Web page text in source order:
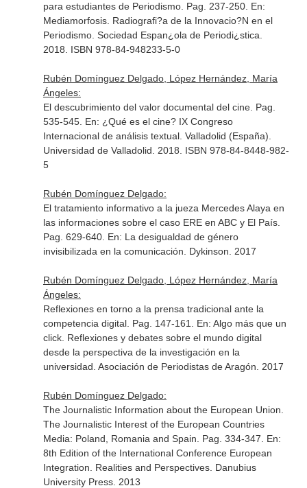
para estudiantes de Periodismo. Pag. 237-250. En:
Mediamorfosis. Radiografi?a de la Innovacio?N en el
Periodismo. Sociedad Espan¿ola de Periodi¿stica.
2018. ISBN 978-84-948233-5-0
Rubén Domínguez Delgado, López Hernández, María
Ángeles:
El descubrimiento del valor documental del cine. Pag.
535-545. En: ¿Qué es el cine? IX Congreso
Internacional de análisis textual. Valladolid (España).
Universidad de Valladolid. 2018. ISBN 978-84-8448-982-
5
Rubén Domínguez Delgado:
El tratamiento informativo a la jueza Mercedes Alaya en
las informaciones sobre el caso ERE en ABC y El País.
Pag. 629-640. En: La desigualdad de género
invisibilizada en la comunicación . Dykinson. 2017
Rubén Domínguez Delgado, López Hernández, María
Ángeles:
Reflexiones en torno a la prensa tradicional ante la
competencia digital. Pag. 147-161. En: Algo más que un
click. Reflexiones y debates sobre el mundo digital
desde la perspectiva de la investigación en la
universidad . Asociación de Periodistas de Aragón. 2017
Rubén Domínguez Delgado:
The Journalistic Information about the European Union.
The Journalistic Interest of the European Countries
Media: Poland, Romania and Spain. Pag. 334-347. En:
8th Edition of the International Conference European
Integration. Realities and Perspectives. Danubius
University Press. 2013